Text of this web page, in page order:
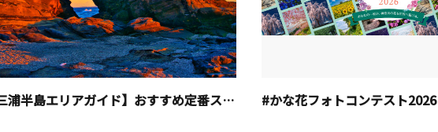
【三浦半島エリアガイド】おすすめ定番スポット・グルメ・お土産特集 #かな花フォトコンテスト2026